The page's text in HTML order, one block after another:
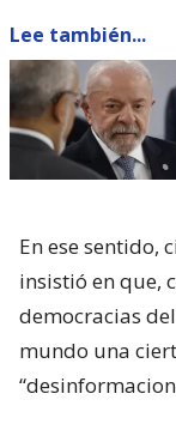
Lee también...
En ese sentido,
insistió en que,
democracias
mundo una